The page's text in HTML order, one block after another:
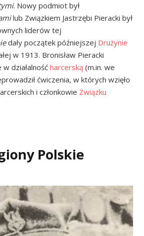
. Nowy podmiot był
lub Związkiem Jastrzębi Pieracki był
liderów tej
dały początek późniejszej Drużynie
w 1913. Bronisław Pieracki
w działalność harcerską (m.in. we
ćwiczenia, w których wzięło
i członkowie Związku
Polskie